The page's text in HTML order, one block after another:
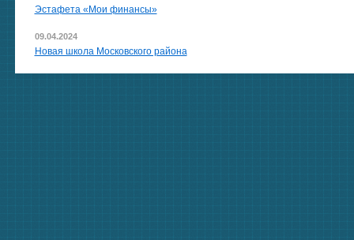
Эстафета «Мои финансы»
09.04.2024
Новая школа Московского района